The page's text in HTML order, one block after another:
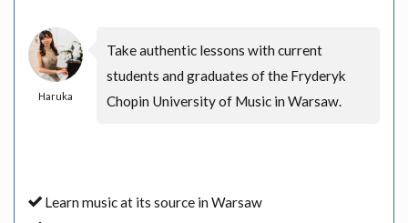
Haruka
Take authentic lessons with current
students and graduates of the Fryderyk
Chopin University of Music in Warsaw.
Learn music at its source in Warsaw